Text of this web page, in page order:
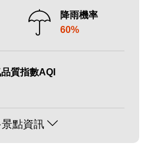
降雨機率
60%
質指數AQI
點資訊